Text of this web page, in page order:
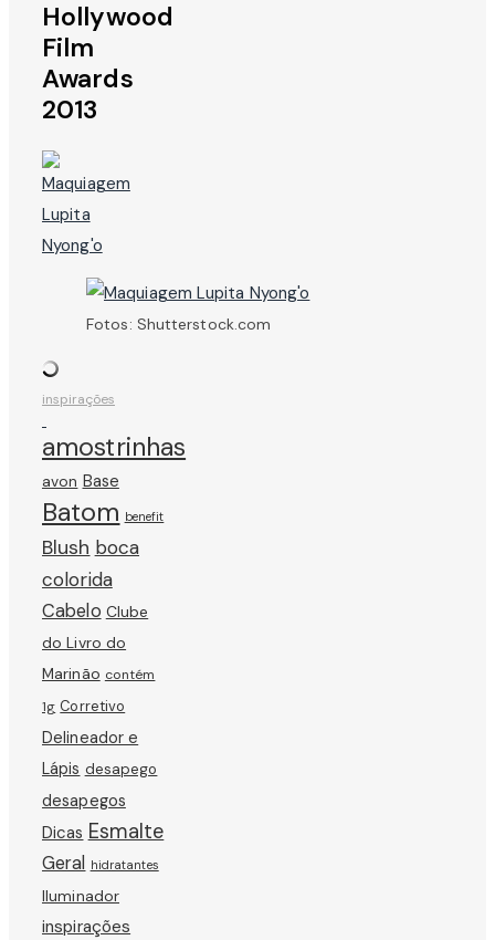
Hollywood
Film
Awards
2013
Fotos: Shutterstock.com
inspirações
amostrinhas
avon Base
Batom benefit
Blush boca
colorida
Cabelo Clube
do Livro do
Marinão contém
1g Corretivo
Delineador e
Lápis desapego
desapegos
Dicas Esmalte
Geral hidratantes
Iluminador
inspirações